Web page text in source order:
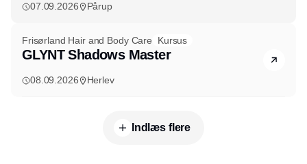
07.09.2026 Pårup
Frisørland Hair and Body Care Kursus
GLYNT Shadows Master
08.09.2026 Herlev
Indlæs flere